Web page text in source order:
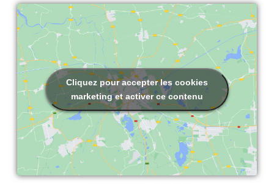
Cliquez pour accepter les cookies
marketing et activer ce contenu